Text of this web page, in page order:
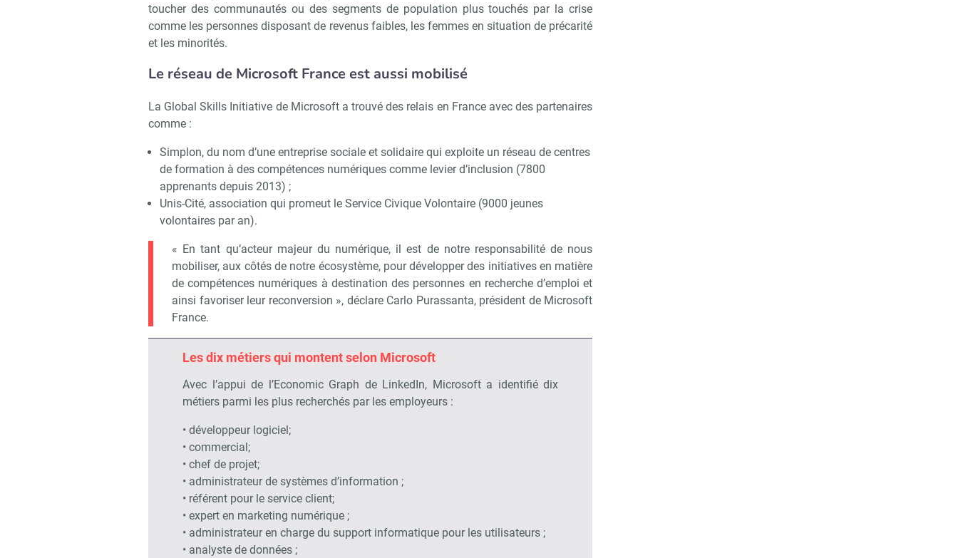
toucher des communautés ou des segments de population plus touchés par la crise
comme les personnes disposant de revenus faibles, les femmes en situation de précarité
et les minorités.
Le réseau de Microsoft France est aussi mobilisé
La Global Skills Initiative de Microsoft a trouvé des relais en France avec des partenaires
comme :
Simplon, du nom d’une entreprise sociale et solidaire qui exploite un réseau de centres
de formation à des compétences numériques comme levier d’inclusion (7800
apprenants depuis 2013) ;
Unis-Cité, association qui promeut le Service Civique Volontaire (9000 jeunes
volontaires par an).
« En tant qu’acteur majeur du numérique, il est de notre responsabilité de nous
mobiliser, aux côtés de notre écosystème, pour développer des initiatives en matière
de compétences numériques à destination des personnes en recherche d’emploi et
ainsi favoriser leur reconversion », déclare Carlo Purassanta, président de Microsoft
France.
Les dix métiers qui montent selon Microsoft
Avec l’appui de l’Economic Graph de LinkedIn, Microsoft a identifié dix
métiers parmi les plus recherchés par les employeurs :
• développeur logiciel;
• commercial;
• chef de projet;
• administrateur de systèmes d’information ;
• référent pour le service client;
• expert en marketing numérique ;
• administrateur en charge du support informatique pour les utilisateurs ;
• analyste de données ;